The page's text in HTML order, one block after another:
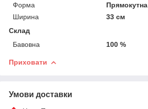
Форма
Прямокутна
Ширина
33 см
Склад
Бавовна
100 %
Приховати
Умови доставки